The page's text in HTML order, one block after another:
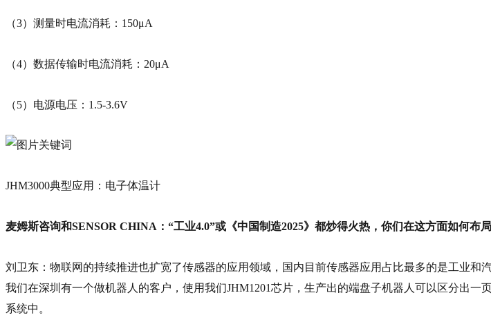
（3）测量时电流消耗：150μA
（4）数据传输时电流消耗：20μA
（5）电源电压：1.5-3.6V
JHM3000典型应用：电子体温计
麦姆斯咨询和SENSOR CHINA：“工业4.0”或《中国制造2025》都炒得火热，你们在这方面如何布
刘卫东：物联网的持续推进也扩宽了传感器的应用领域，国内目前传感器应用占比最多的是工业
我们在深圳有一个做机器人的客户，使用我们JHM1201芯片，生产出的端盘子机器人可以区分出
系统中。